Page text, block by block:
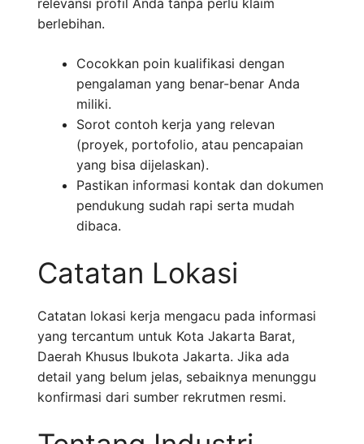
relevansi profil Anda tanpa perlu klaim
berlebihan.
Cocokkan poin kualifikasi dengan
pengalaman yang benar-benar Anda
miliki.
Sorot contoh kerja yang relevan
(proyek, portofolio, atau pencapaian
yang bisa dijelaskan).
Pastikan informasi kontak dan dokumen
pendukung sudah rapi serta mudah
dibaca.
Catatan Lokasi
Catatan lokasi kerja mengacu pada informasi
yang tercantum untuk Kota Jakarta Barat,
Daerah Khusus Ibukota Jakarta. Jika ada
detail yang belum jelas, sebaiknya menunggu
konfirmasi dari sumber rekrutmen resmi.